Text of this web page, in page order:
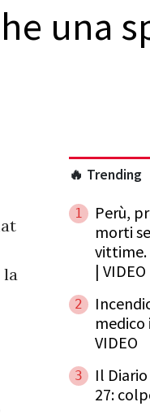
una
🔥 Trending
1
Perù,
morti
vittime.
| VIDEO
2
medico
VIDEO
3
Il
27: